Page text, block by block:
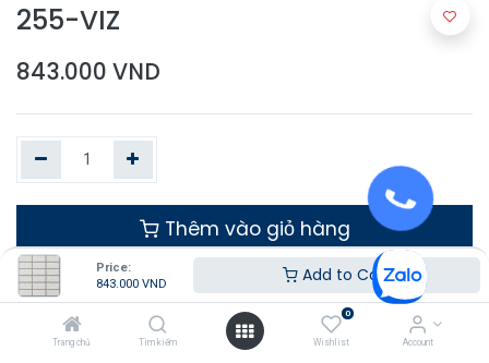
Price:
843.000 VND Add to Cart
Trang chủ Tìm kiếm
0
Wishlist Account
255-VIZ
843.000 VND
Thêm vào giỏ hàng